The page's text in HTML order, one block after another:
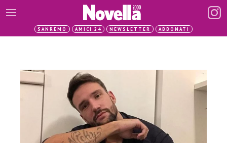
SANREMO AMICI 24 NEWSLETTER ABBONATI